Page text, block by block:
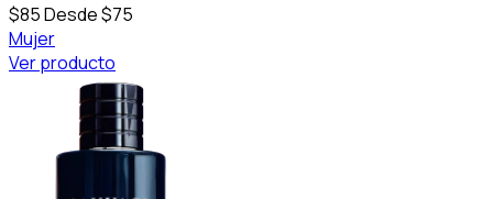
$85Desde $75
Mujer
Ver producto